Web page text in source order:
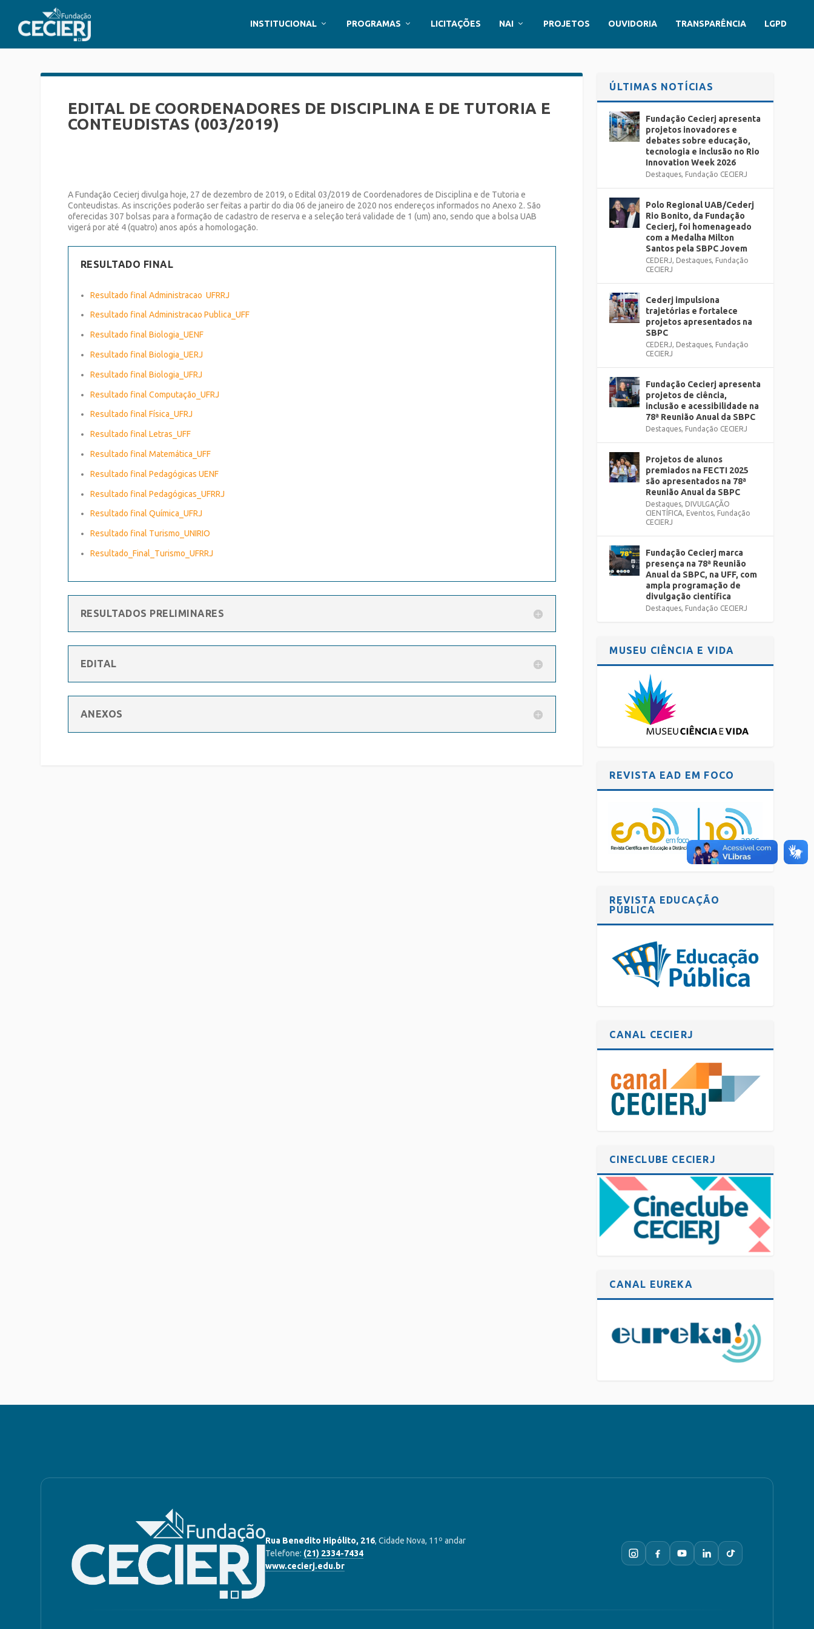
INSTITUCIONAL PROGRAMAS LICITAÇÕES NAI PROJETOS OUVIDORIA TRANSPARÊNCIA LGPD
EDITAL DE COORDENADORES DE DISCIPLINA E DE TUTORIA E
CONTEUDISTAS (003/2019)
A Fundação Cecierj divulga hoje, 27 de dezembro de 2019, o Edital 03/2019 de Coordenadores de Disciplina e de Tutoria e
Conteudistas. As inscrições poderão ser feitas a partir do dia 06 de janeiro de 2020 nos endereços informados no Anexo 2. São
oferecidas 307 bolsas para a formação de cadastro de reserva e a seleção terá validade de 1 (um) ano, sendo que a bolsa UAB
vigerá por até 4 (quatro) anos após a homologação.
RESULTADO FINAL
Resultado final Administracao UFRRJ
Resultado final Administracao Publica_UFF
Resultado final Biologia_UENF
Resultado final Biologia_UERJ
Resultado final Biologia_UFRJ
Resultado final Computação_UFRJ
Resultado final Física_UFRJ
Resultado final Letras_UFF
Resultado final Matemática_UFF
Resultado final Pedagógicas UENF
Resultado final Pedagógicas_UFRRJ
Resultado final Química_UFRJ
Resultado final Turismo_UNIRIO
Resultado_Final_Turismo_UFRRJ
RESULTADOS PRELIMINARES
EDITAL
ANEXOS
ÚLTIMAS NOTÍCIAS
Fundação Cecierj apresenta
projetos inovadores e
debates sobre educação,
tecnologia e inclusão no Rio
Innovation Week 2026
Destaques, Fundação CECIERJ
Polo Regional UAB/Cederj
Rio Bonito, da Fundação
Cecierj, foi homenageado
com a Medalha Milton
Santos pela SBPC Jovem
CEDERJ, Destaques, Fundação
CECIERJ
Cederj impulsiona
trajetórias e fortalece
projetos apresentados na
SBPC
CEDERJ, Destaques, Fundação
CECIERJ
Fundação Cecierj apresenta
projetos de ciência,
inclusão e acessibilidade na
78ª Reunião Anual da SBPC
Destaques, Fundação CECIERJ
Projetos de alunos
premiados na FECTI 2025
são apresentados na 78ª
Reunião Anual da SBPC
Destaques, DIVULGAÇÃO
CIENTÍFICA, Eventos, Fundação
CECIERJ
Fundação Cecierj marca
presença na 78ª Reunião
Anual da SBPC, na UFF, com
ampla programação de
divulgação científica
Destaques, Fundação CECIERJ
MUSEU CIÊNCIA E VIDA
REVISTA EAD EM FOCO
REVISTA EDUCAÇÃO
PÚBLICA
CANAL CECIERJ
CINECLUBE CECIERJ
CANAL EUREKA
Rua Benedito Hipólito, 216, Cidade Nova, 11º andar
Telefone: (21) 2334-7434
www.cecierj.edu.br